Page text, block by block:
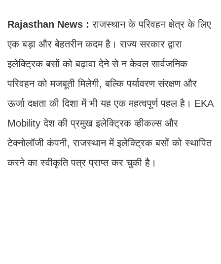
Rajasthan News :राजस्थान के परिवहन क्षेत्र के लिए
एक बड़ा और बेहतरीन कदम है। राज्य सरकार द्वारा
इलेक्ट्रिक बसों को बढ़ावा देने से न केवल सार्वजनिक
परिवहन को मजबूती मिलेगी, बल्कि पर्यावरण संरक्षण और
ऊर्जा दक्षता की दिशा में भी यह एक महत्वपूर्ण पहल है। EKA
Mobility देश की प्रमुख इलेक्ट्रिक व्हीकल्स और
टेक्नोलॉजी कंपनी, राजस्थान में इलेक्ट्रिक बसों को स्थापित
करने का स्वीकृति पत्र प्राप्त कर चुकी है।